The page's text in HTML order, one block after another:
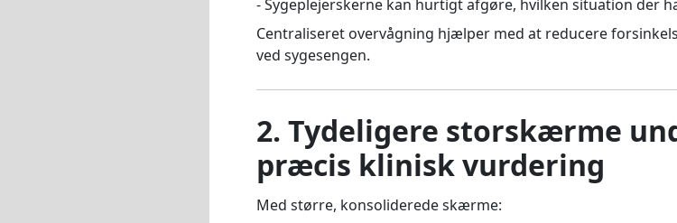
- Sygeplejerskerne kan hurtigt afgøre, hvilken situation der
Centraliseret overvågning hjælper med at reducere
ved sygesengen.
2. Tydeligere storskærme
præcis klinisk vurdering
Med større, konsoliderede skærme: